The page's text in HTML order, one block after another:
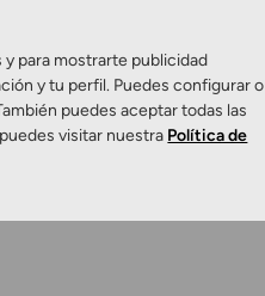
Control de miopía
para mostrarte publicidad
y tu perfil. Puedes configurar o
puedes aceptar todas las
visitar nuestra Política de